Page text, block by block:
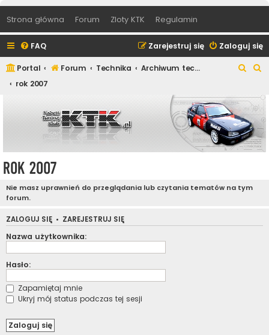
Strona główna Forum Zloty KTK Regulamin
FAQ Zaloguj się
Zarejestruj się
Portal Forum Technika
Archiwum techniczne
rok 2007
u
k
a
u
k
a
j
rok 2007
Nie masz uprawnień do przeglądania lub czytania tematów na tym
forum.
ZALOGUJ SIĘ • ZAREJESTRUJ SIĘ
Nazwa użytkownika:
Hasło:
Zapamiętaj mnie
Ukryj mój status podczas tej sesji